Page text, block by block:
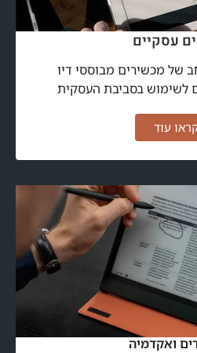
עסקיים
של מכשירים מבוססי דיו
לשימוש בסביבת העסקית
עוד
ואקדמיה